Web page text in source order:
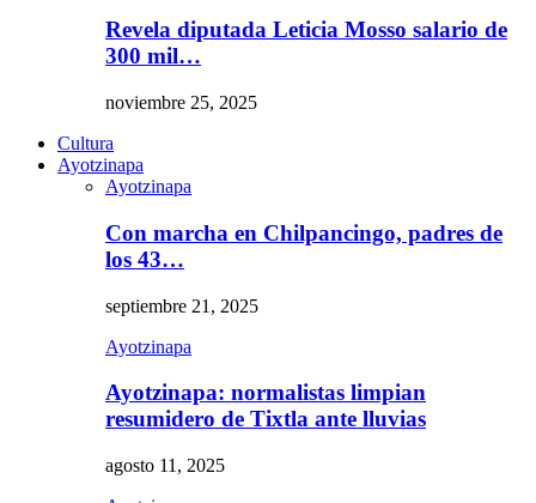
Revela diputada Leticia Mosso salario de
300 mil…
noviembre 25, 2025
Cultura
Ayotzinapa
Ayotzinapa
Con marcha en Chilpancingo, padres de
los 43…
septiembre 21, 2025
Ayotzinapa
Ayotzinapa: normalistas limpian
resumidero de Tixtla ante lluvias
agosto 11, 2025